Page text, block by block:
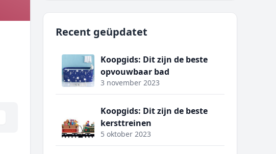
Recent geüpdatet
Koopgids: Dit zijn de beste
opvouwbaar bad
3 november 2023
Koopgids: Dit zijn de beste
kersttreinen
5 oktober 2023